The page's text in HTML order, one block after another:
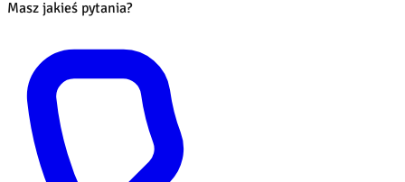
Masz jakieś pytania?